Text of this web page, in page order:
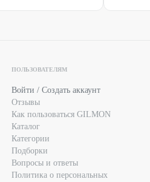
ПОЛЬЗОВАТЕЛЯМ
Войти / Создать аккаунт
Отзывы
Как пользоваться GILMON
Каталог
Категории
Подборки
Вопросы и ответы
Политика о персональных